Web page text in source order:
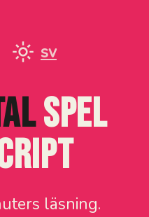
VÄXLA MELLAN
sv
spel
läsning.